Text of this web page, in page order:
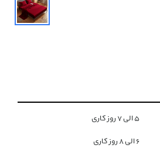
۵ الی ۷ روز کاری
۶ الی ۸ روز کاری